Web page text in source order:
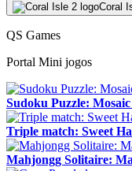
Coral
QS Games
Portal Mini jogos
Sudoku Puzzle:
Triple match: Sweet
Mahjongg Solitaire: